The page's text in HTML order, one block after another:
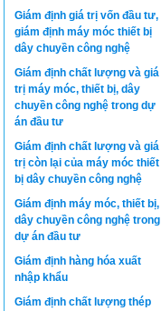
Giám định giá trị vốn đầu tư,
giám định máy móc thiết bị
dây chuyền công nghệ
Giám định chất lượng và giá
trị máy móc, thiết bị, dây
chuyền công nghệ trong dự
án đầu tư
Giám định chất lượng và giá
trị còn lại của máy móc thiết
bị dây chuyền công nghệ
Giám định máy móc, thiết bị,
dây chuyền công nghệ trong
dự án đầu tư
Giám định hàng hóa xuất
nhập khẩu
Giám định chất lượng thép